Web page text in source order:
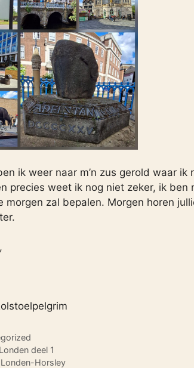
ik weer naar m’n zus gerold waar
precies weet ik nog niet zeker, ik
morgen zal bepalen. Morgen horen
deel 1
Horsley